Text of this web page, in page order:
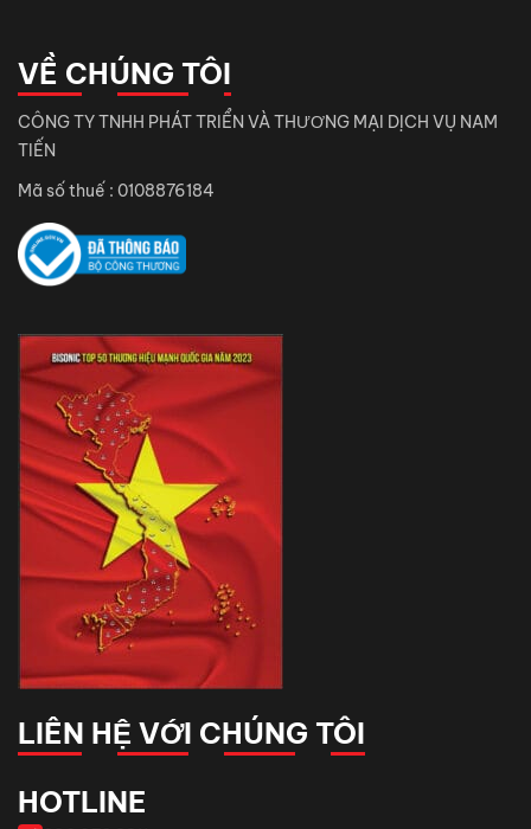
VỀ CHÚNG TÔI
CÔNG TY TNHH PHÁT TRIỂN VÀ THƯƠNG MẠI DỊCH VỤ NAM
TIẾN
Mã số thuế : 0108876184
LIÊN HỆ VỚI CHÚNG TÔI
HOTLINE